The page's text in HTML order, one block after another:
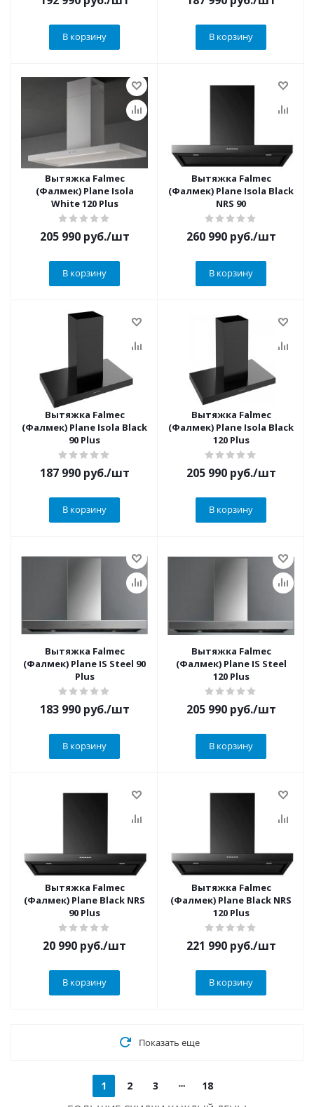
В корзину В корзину
Вытяжка Falmec
(Фалмек) Plane Isola
White 120 Plus
205 990руб./шт
В корзину
Вытяжка Falmec
(Фалмек) Plane Isola Black
NRS 90
260 990руб./шт
В корзину
Вытяжка Falmec
(Фалмек) Plane Isola Black
90 Plus
187 990руб./шт
В корзину
Вытяжка Falmec
(Фалмек) Plane Isola Black
120 Plus
205 990руб./шт
В корзину
Вытяжка Falmec
(Фалмек) Plane IS Steel 90
Plus
183 990руб./шт
В корзину
Вытяжка Falmec
(Фалмек) Plane IS Steel
120 Plus
205 990руб./шт
В корзину
Вытяжка Falmec
(Фалмек) Plane Black NRS
90 Plus
20 990 руб./шт
В корзину
Вытяжка Falmec
(Фалмек) Plane Black NRS
120 Plus
221 990руб./шт
В корзину
Показать еще
1 2 3 18